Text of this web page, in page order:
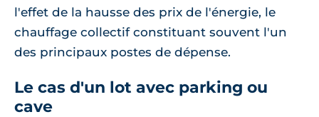
l'effet de la hausse des prix de l'énergie, le
chauffage collectif constituant souvent l'un
des principaux postes de dépense.
Le cas d'un lot avec parking ou
cave